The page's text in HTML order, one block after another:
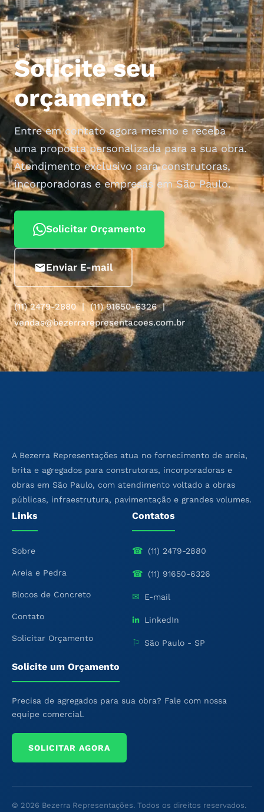
<
Solicite seu
orçamento
Entre em contato agora mesmo e receba
uma proposta personalizada para a sua obra.
Atendimento exclusivo para construtoras,
incorporadoras e empresas em São Paulo.
Solicitar Orçamento
Enviar E-mail
(11) 2479-2880 | (11) 91650-6326 |
vendas@bezerrarepresentacoes.com.br
A Bezerra Representações atua no fornecimento de areia,
brita e agregados para construtoras, incorporadoras e
obras em São Paulo, com atendimento voltado a obras
públicas, infraestrutura, pavimentação e grandes volumes.
Links
Sobre
Areia e Pedra
Blocos de Concreto
Contato
Solicitar Orçamento
Contatos
☎ (11) 2479-2880
☎ (11) 91650-6326
✉ E-mail
in LinkedIn
⚐ São Paulo - SP
Solicite um Orçamento
Precisa de agregados para sua obra? Fale com nossa
equipe comercial.
SOLICITAR AGORA
© 2026 Bezerra Representações. Todos os direitos reservados.